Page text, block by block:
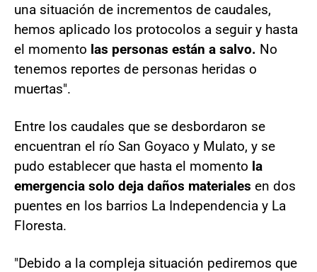
una situación de incrementos de caudales,
hemos aplicado los protocolos a seguir y hasta
el momento las personas están a salvo. No
tenemos reportes de personas heridas o
muertas".
Entre los caudales que se desbordaron se
encuentran el río San Goyaco y Mulato, y se
pudo establecer que hasta el momento la
emergencia solo deja daños materiales en dos
puentes en los barrios La Independencia y La
Floresta.
"Debido a la compleja situación pediremos que